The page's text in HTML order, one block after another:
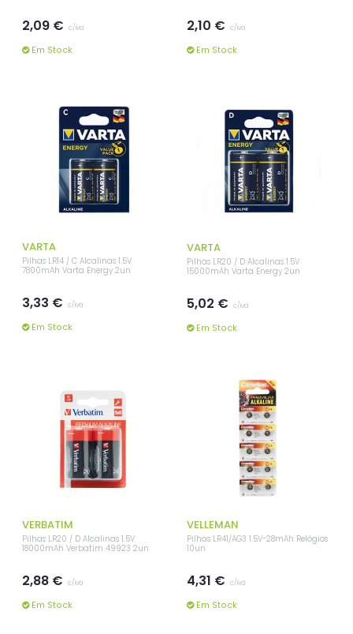
2,09 € c/iva
Em Stock
2,10 € c/iva
Em Stock
VARTA
Pilhas LR14 / C Alcalinas 1.5V
7800mAh Varta Energy 2un
3,33 € c/iva
Em Stock
VARTA
Pilhas LR20 / D Alcalinas 1.5V
15000mAh Varta Energy 2un
5,02 € c/iva
Em Stock
VERBATIM
Pilhas LR20 / D Alcalinas 1.5V
18000mAh Verbatim 49923 2un
2,88 € c/iva
Em Stock
VELLEMAN
Pilhas LR41/AG3 1.5V-28mAh Relógios
10un
4,31 € c/iva
Em Stock